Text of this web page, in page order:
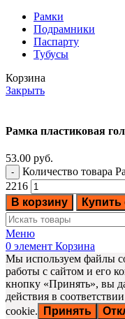
Рамки
Подрамники
Паспарту
Тубусы
Корзина
Закрыть
Рамка пластиковая
53.00 руб.
Количество товара
2216
В корзину
Купить
Меню
0 элемент Корзина
Мы используем файлы
работы с сайтом и его
кнопку «Принять», вы
действия в
cookie.
Принять